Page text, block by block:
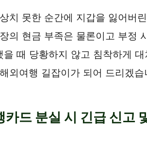
치 못한 순간에 지갑을 잃어버
의 현금 부족은 물론이고 부정
때 당황하지 않고 침착하게
외여행 길잡이가 되어 드리겠습
드 분실 시 긴급 신고